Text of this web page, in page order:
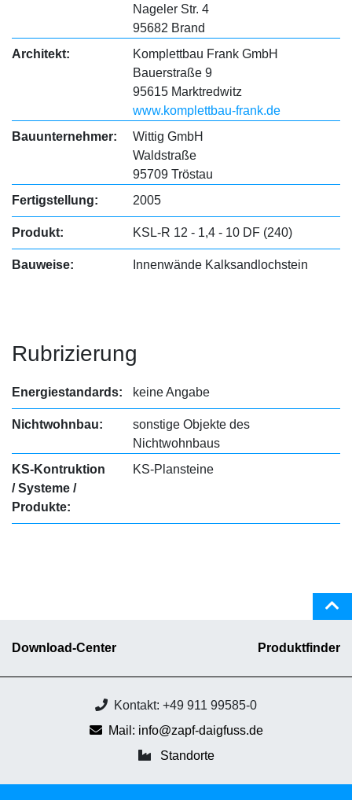
Nageler Str. 4
95682 Brand
Architekt:
Komplettbau Frank GmbH
Bauerstraße 9
95615 Marktredwitz
www.komplettbau-frank.de
Bauunternehmer:
Wittig GmbH
Waldstraße
95709 Tröstau
Fertigstellung:
2005
Produkt: KSL-R 12 - 1,4 - 10 DF (240)
Bauweise: Innenwände Kalksandlochstein
Rubrizierung
Energiestandards: keine Angabe
Nichtwohnbau:
sonstige Objekte des
Nichtwohnbaus
KS-Kontruktion
/ Systeme /
Produkte:
KS-Plansteine
Download-Center Produktfinder
Kontakt: +49 911 99585-0
Mail: info@zapf-daigfuss.de
Standorte